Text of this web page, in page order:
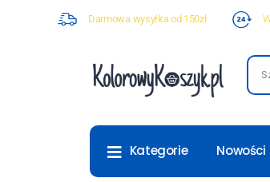
Darmowa wysyłka od 150zł
Kategorie Nowości